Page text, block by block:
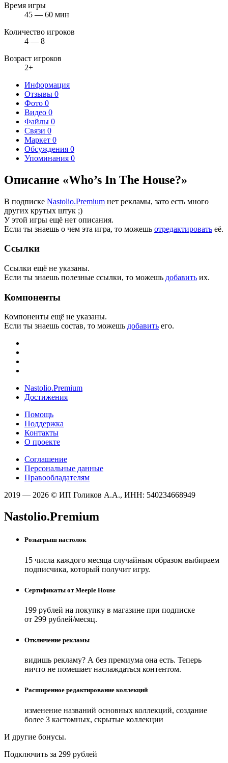
Время игры
45 — 60 мин
Количество игроков
4 — 8
Возраст игроков
2+
Информация
Отзывы 0
Фото 0
Видео 0
Файлы 0
Связи 0
Маркет 0
Обсуждения 0
Упоминания 0
Описание «Who’s In The House?»
В подписке Nastolio.Premium нет рекламы, зато есть много
других крутых штук ;)
У этой игры ещё нет описания.
Если ты знаешь о чем эта игра, то можешь отредактировать её.
Ссылки
Ссылки ещё не указаны.
Если ты знаешь полезные ссылки, то можешь добавить их.
Компоненты
Компоненты ещё не указаны.
Если ты знаешь состав, то можешь добавить его.
Nastolio.Premium
Достижения
Помощь
Поддержка
Контакты
О проекте
Соглашение
Персональные данные
Правообладателям
2019 — 2026 © ИП Голиков А.А., ИНН: 540234668949
Nastolio.Premium
Розыгрыш настолок
15 числа каждого месяца случайным образом выбираем
подписчика, который получит игру.
Сертификаты от Meeple House
199 рублей на покупку в магазине при подписке
от 299 рублей/месяц.
Отключение рекламы
видишь рекламу? А без премиума она есть. Теперь
ничто не помешает наслаждаться контентом.
Расширенное редактирование коллекций
изменение названий основных коллекций, создание
более 3 кастомных, скрытые коллекции
И другие бонусы.
Подключить за 299 рублей